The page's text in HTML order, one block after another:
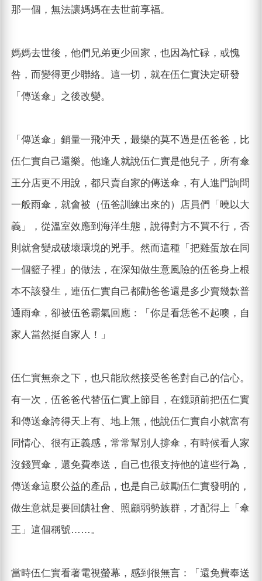
那一個，無法讓媽媽在去世前享福。
媽媽去世後，他們兄弟更少回家，也因為忙碌，或愧
咎，而變得更少聯絡。這一切，就在伍仁實決定研發
「傳送傘」之後改變。
「傳送傘」銷量一飛沖天，最樂的莫不過是伍爸爸，比
伍仁實自己還樂。他逢人就說伍仁實是他兒子，所有傘
王分店更不用說，都只賣自家的傳送傘，有人進門詢問
一般雨傘，就會被（伍爸訓練出來的）店員們「曉以大
義」，從溫室效應到海洋生態，說得對方不買不行，否
則就會變成破壞環境的兇手。然而這種「把雞蛋放在同
一個籃子裡」的做法，在深知做生意風險的伍爸身上根
本不該發生，連伍仁實自己都勸爸爸還是多少賣幾款普
通雨傘，卻被伍爸霸氣回應：「你是看恁爸不起噢，自
家人當然挺自家人！」
伍仁實無奈之下，也只能欣然接受爸爸對自己的信心。
有一次，伍爸爸代替伍仁實上節目，在鏡頭前把伍仁實
和傳送傘誇得天上有、地上無，他說伍仁實自小就富有
同情心、很有正義感，常常幫別人撐傘，有時候看人家
沒錢買傘，還免費奉送，自己也很支持他的這些行為，
傳送傘這麼公益的產品，也是自己鼓勵伍仁實發明的，
做生意就是要回饋社會、照顧弱勢族群，才配得上「傘
王」這個稱號……。
當時伍仁實看著電視螢幕，感到很無言：「還免費奉送